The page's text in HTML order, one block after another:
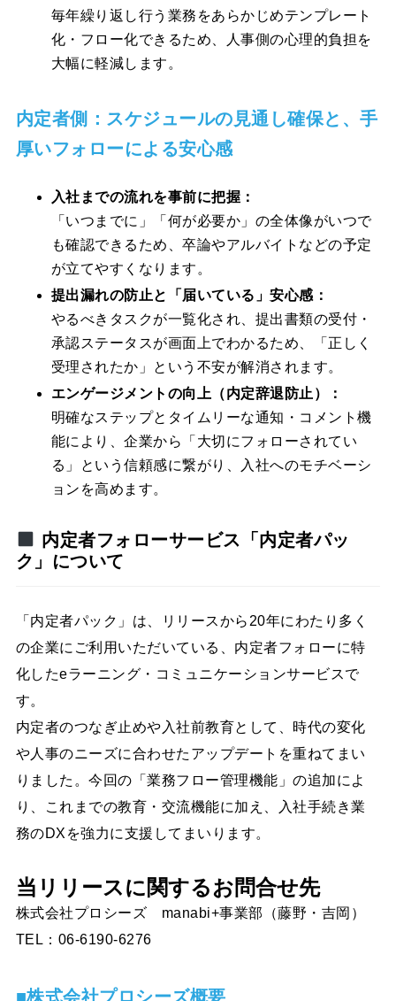
毎年繰り返し行う業務をあらかじめテンプレート
化・フロー化できるため、人事側の心理的負担を
大幅に軽減します。
内定者側：スケジュールの見通し確保と、手
厚いフォローによる安心感
入社までの流れを事前に把握：
「いつまでに」「何が必要か」の全体像がいつで
も確認できるため、卒論やアルバイトなどの予定
が立てやすくなります。
提出漏れの防止と「届いている」安心感：
やるべきタスクが一覧化され、提出書類の受付・
承認ステータスが画面上でわかるため、「正しく
受理されたか」という不安が解消されます。
エンゲージメントの向上（内定辞退防止）：
明確なステップとタイムリーな通知・コメント機
能により、企業から「大切にフォローされてい
る」という信頼感に繋がり、入社へのモチベーシ
ョンを高めます。
内定者フォローサービス「内定者パッ
ク」について
「内定者パック」は、リリースから20年にわたり多く
の企業にご利用いただいている、内定者フォローに特
化したeラーニング・コミュニケーションサービスで
す。
内定者のつなぎ止めや入社前教育として、時代の変化
や人事のニーズに合わせたアップデートを重ねてまい
りました。今回の「業務フロー管理機能」の追加によ
り、これまでの教育・交流機能に加え、入社手続き業
務のDXを強力に支援してまいります。
当リリースに関するお問合せ先
株式会社プロシーズ manabi+事業部（藤野・吉岡）
TEL：06-6190-6276
■株式会社プロシーズ概要